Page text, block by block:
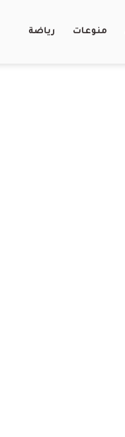
منوعات رياضة